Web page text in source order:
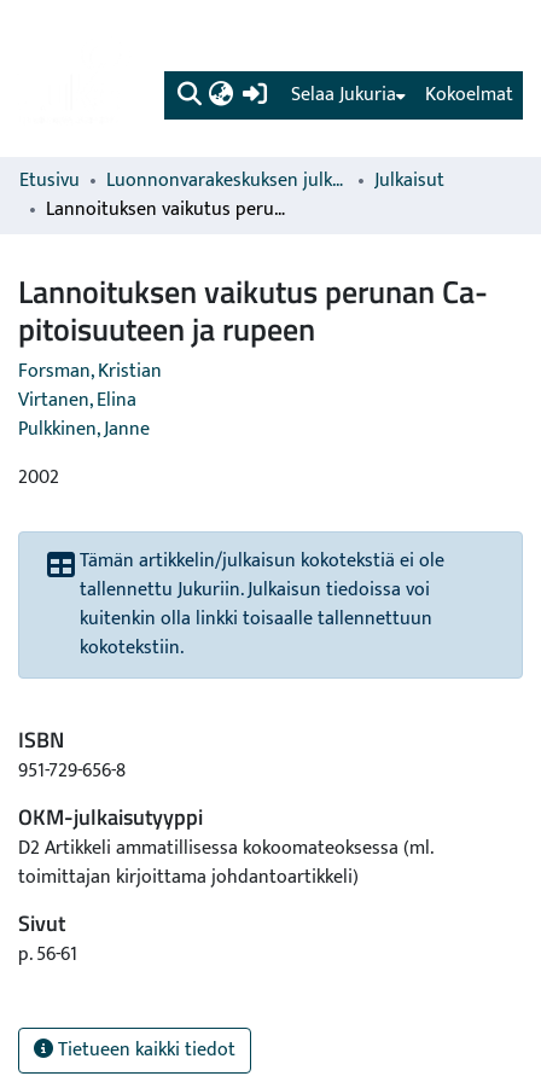
(current) Kokoelmat
Selaa Jukuria
Etusivu Luonnonvarakeskuksen julkaisut
Julkaisut
Lannoituksen vaikutus perunan Ca-pitoisuuteen ja rupeen
Lannoituksen vaikutus perunan Ca-
pitoisuuteen ja rupeen
Forsman, Kristian
Virtanen, Elina
Pulkkinen, Janne
2002
Tämän artikkelin/julkaisun kokotekstiä ei ole
tallennettu Jukuriin. Julkaisun tiedoissa voi
kuitenkin olla linkki toisaalle tallennettuun
kokotekstiin.
ISBN
951-729-656-8
OKM-julkaisutyyppi
D2 Artikkeli ammatillisessa kokoomateoksessa (ml.
toimittajan kirjoittama johdantoartikkeli)
Sivut
p. 56-61
Tietueen kaikki tiedot